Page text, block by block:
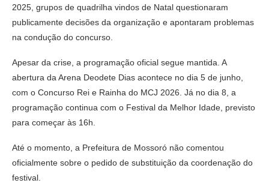
2025, grupos de quadrilha vindos de Natal questionaram
publicamente decisões da organização e apontaram problemas
na condução do concurso.
Apesar da crise, a programação oficial segue mantida. A
abertura da Arena Deodete Dias acontece no dia 5 de junho,
com o Concurso Rei e Rainha do MCJ 2026. Já no dia 8, a
programação continua com o Festival da Melhor Idade, previsto
para começar às 16h.
Até o momento, a Prefeitura de Mossoró não comentou
oficialmente sobre o pedido de substituição da coordenação do
festival.